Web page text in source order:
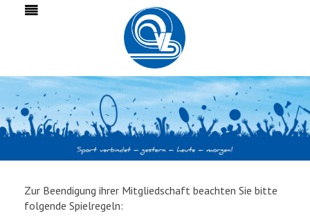
Zur Beendigung ihrer Mitgliedschaft beachten Sie bitte
folgende Spielregeln: